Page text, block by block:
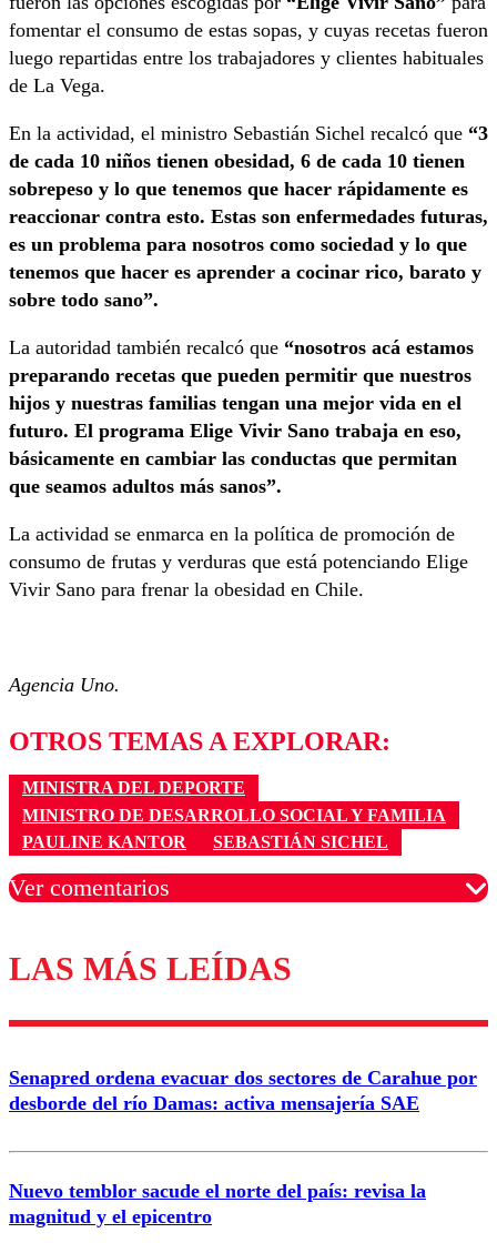
fomentar el consumo de estas sopas, y cuyas recetas fueron
luego repartidas entre los trabajadores y clientes habituales
de La Vega.
En la actividad, el ministro Sebastián Sichel recalcó que “3
de cada 10 niños tienen obesidad, 6 de cada 10 tienen
sobrepeso y lo que tenemos que hacer rápidamente es
reaccionar contra esto. Estas son enfermedades futuras,
es un problema para nosotros como sociedad y lo que
tenemos que hacer es aprender a cocinar rico, barato y
sobre todo sano”.
La autoridad también recalcó que “nosotros acá estamos
preparando recetas que pueden permitir que nuestros
hijos y nuestras familias tengan una mejor vida en el
futuro. El programa Elige Vivir Sano trabaja en eso,
básicamente en cambiar las conductas que permitan
que seamos adultos más sanos”.
La actividad se enmarca en la política de promoción de
consumo de frutas y verduras que está potenciando Elige
Vivir Sano para frenar la obesidad en Chile.
Agencia Uno.
OTROS TEMAS A EXPLORAR:
MINISTRA DEL DEPORTE
MINISTRO DE DESARROLLO SOCIAL Y FAMILIA
PAULINE KANTOR
SEBASTIÁN SICHEL
Ver comentarios
Los comentarios son moderados para garantizar un
diálogo respetuoso.
Correo
LAS MÁS LEÍDAS
Senapred ordena evacuar dos sectores de Carahue por
desborde del río Damas: activa mensajería SAE
Nuevo temblor sacude el norte del país: revisa la
magnitud y el epicentro